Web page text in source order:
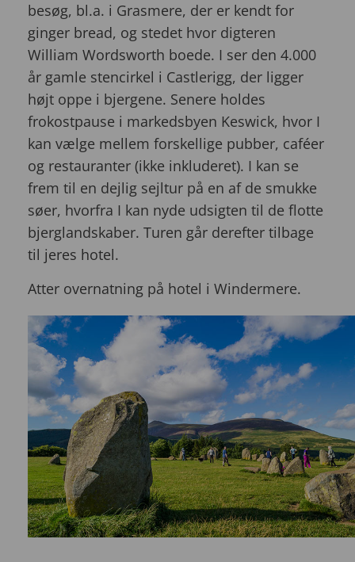
besøg, bl.a. i Grasmere, der er kendt for
ginger bread, og stedet hvor digteren
William Wordsworth boede. I ser den 4.000
år gamle stencirkel i Castlerigg, der ligger
højt oppe i bjergene. Senere holdes
frokostpause i markedsbyen Keswick, hvor I
kan vælge mellem forskellige pubber, caféer
og restauranter (ikke inkluderet). I kan se
frem til en dejlig sejltur på en af de smukke
søer, hvorfra I kan nyde udsigten til de flotte
bjerglandskaber. Turen går derefter tilbage
til jeres hotel.
Atter overnatning på hotel i Windermere.